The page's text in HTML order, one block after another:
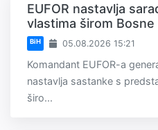
EUFOR nastavlja
vlastima širom
BiH 05.08.2026 15:21
Komandant EUFOR-a
nastavlja sastanke s
širo...